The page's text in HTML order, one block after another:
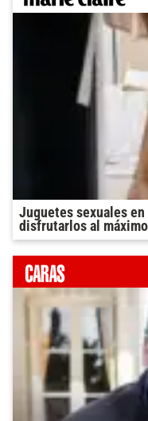
Juguetes sexuales
disfrutarlos al máximo